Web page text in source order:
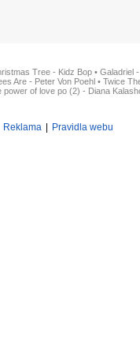
Tree - Kidz Bop • Galadriel
Are - Peter Von Poehl • Twice
power of love po (2) - Diana
Reklama Pravidla webu